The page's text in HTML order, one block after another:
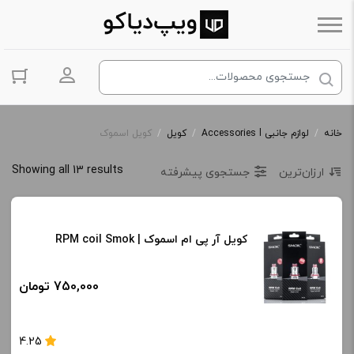
ورود به
خانه / لوازم جانبی Accessories l / کویل / کویل اسموک
Showing all 13 results ارزان‌ترین جستجوی پیشرفته
کویل آر پی ام اسموک | RPM coil Smok
750,000 تومان
4.25